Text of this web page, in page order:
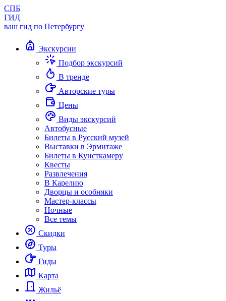
СПБ
ГИД
ваш гид по Петербургу
Экскурсии
Подбор экскурсий
В тренде
Авторские туры
Цены
Виды экскурсий
Автобусные
Билеты в Русский музей
Выставки в Эрмитаже
Билеты в Кунсткамеру
Квесты
Развлечения
В Карелию
Дворцы и особняки
Мастер-классы
Ночные
Все темы
Скидки
Туры
Гиды
Карта
Жильё